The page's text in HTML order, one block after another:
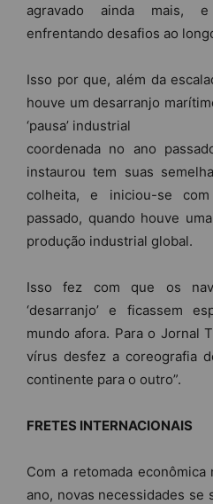
agravado ainda mais,
enfrentando desafios ao
Isso por que, além da
houve um desarranjo
‘pausa’ industrial
coordenada no ano
instaurou tem suas
colheita, e iniciou-se
passado, quando houve
produção industrial global.
Isso fez com que os
‘desarranjo’ e ficassem
mundo afora. Para o Jornal
vírus desfez a coreografia
continente para o outro”.
FRETES INTERNACIONAIS
Com a retomada
ano, novas necessidades se